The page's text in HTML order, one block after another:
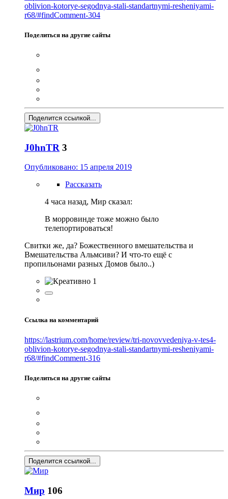
oblivion-kotorye-segodnya-stali-standartnymi-resheniyami-
r68/#findComment-304
Поделиться на другие сайты
Поделится ссылкой...
J0hnTR 3
Опубликовано: 15 апреля 2019
Рассказать
4 часа назад, Мир сказал:
В морровинде тоже можно было
телепортироваться!
Свитки же, да? Божественного вмешательства и
Вмешательства Альмсиви? И что-то ещё с
пропильонами разных Домов было..)
1
Ссылка на комментарий
https://lastrium.com/home/review/tri-novovvedeniya-v-tes4-
oblivion-kotorye-segodnya-stali-standartnymi-resheniyami-
r68/#findComment-316
Поделиться на другие сайты
Поделится ссылкой...
Мир 106